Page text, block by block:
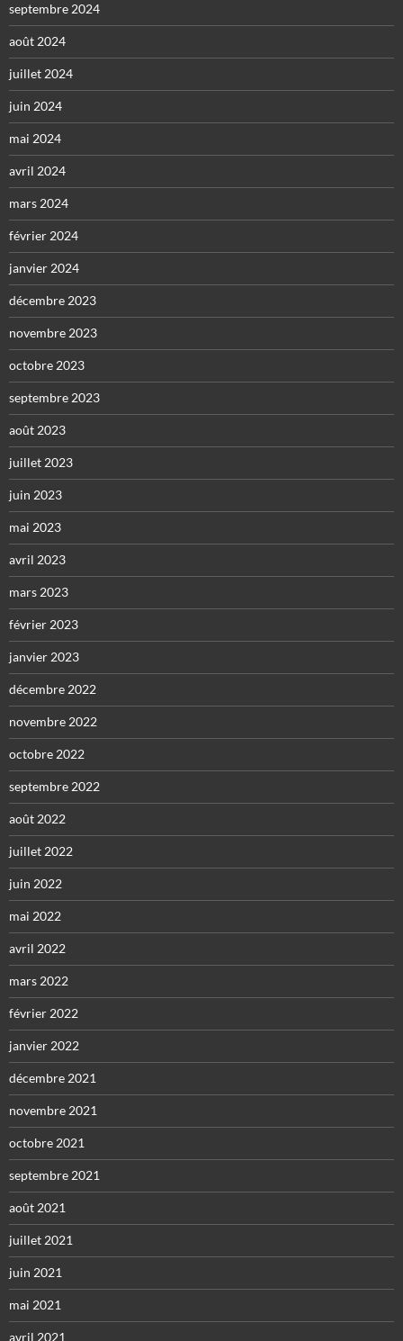
septembre 2024
août 2024
juillet 2024
juin 2024
mai 2024
avril 2024
mars 2024
février 2024
janvier 2024
décembre 2023
novembre 2023
octobre 2023
septembre 2023
août 2023
juillet 2023
juin 2023
mai 2023
avril 2023
mars 2023
février 2023
janvier 2023
décembre 2022
novembre 2022
octobre 2022
septembre 2022
août 2022
juillet 2022
juin 2022
mai 2022
avril 2022
mars 2022
février 2022
janvier 2022
décembre 2021
novembre 2021
octobre 2021
septembre 2021
août 2021
juillet 2021
juin 2021
mai 2021
avril 2021